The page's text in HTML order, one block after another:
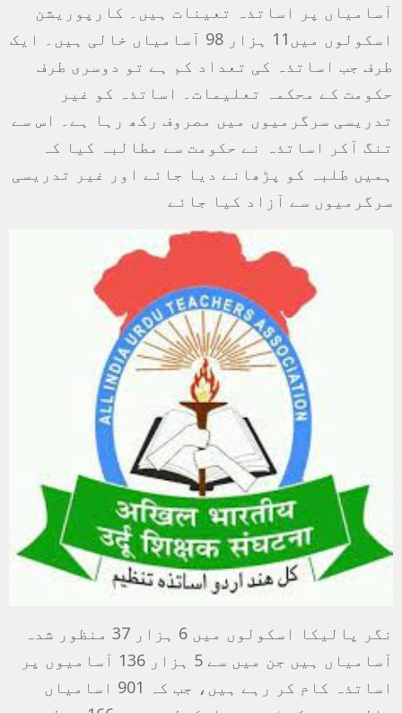
آسامیاں پر اساتذہ تعینات ہیں۔ کارپوریشن
اسکولوں میں11 ہزار 98 آسامیاں خالی ہیں۔ ایک
طرف جب اساتذہ کی تعداد کم ہے تو دوسری طرف
حکومت کے محکمہ تعلیمات۔ اساتذہ کو غیر
تدریسی سرگرمیوں میں مصروف رکھ رہا ہے۔ اس سے
تنگ آکر اساتذہ نے حکومت سے مطالبہ کیا کہ
ہمیں طلبہ کو پڑھانے دیا جائے اور غیر تدریسی
سرگرمیوں سے آزاد کیا جائے
نگر پالیکا اسکولوں میں 6 ہزار 37 منظور شدہ
آسامیاں ہیں جن میں سے 5 ہزار 136 آسامیوں پر
اساتذہ کام کر رہے ہیں، جب کہ 901 اسامیاں